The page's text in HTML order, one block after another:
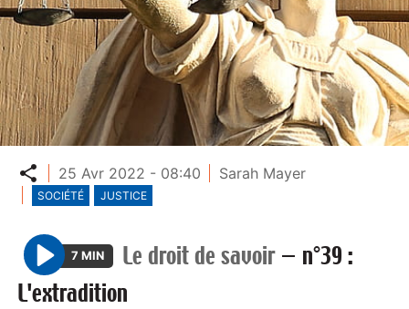
Partager
25 Avr 2022 - 08:40 Sarah Mayer
SOCIÉTÉ JUSTICE
P
l
7 MIN Le droit de savoir— n°39 :
L'extradition